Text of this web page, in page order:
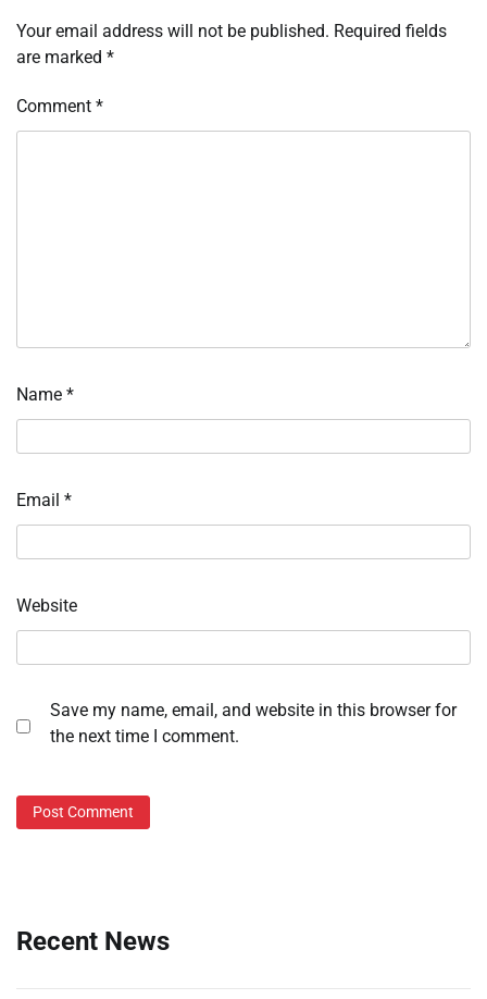
Your email address will not be published. Required fields
are marked *
Comment *
Name *
Email *
Website
Save my name, email, and website in this browser for
the next time I comment.
Recent News